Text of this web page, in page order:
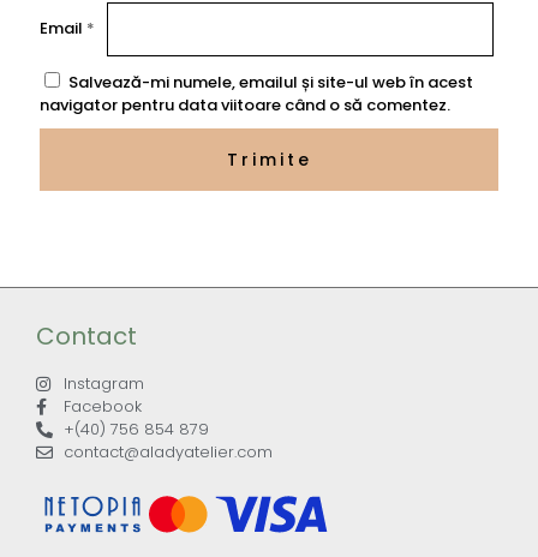
Email *
Salvează-mi numele, emailul și site-ul web în acest
navigator pentru data viitoare când o să comentez.
Contact
Instagram
Facebook
+(40) 756 854 879
contact@aladyatelier.com